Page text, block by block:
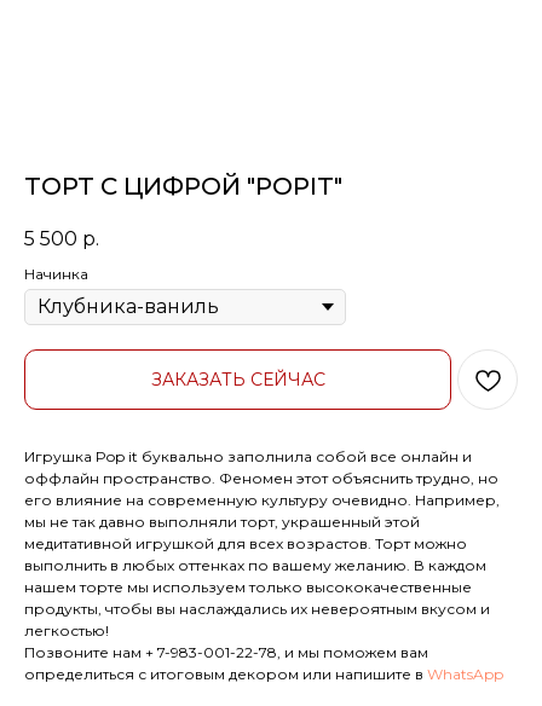
ТОРТ С ЦИФРОЙ "POPIT"
5 500 р.
Начинка
ЗАКАЗАТЬ СЕЙЧАС
Игрушка Pop it буквально заполнила собой все онлайн и
оффлайн пространство. Феномен этот объяснить трудно, но
его влияние на современную культуру очевидно. Например,
мы не так давно выполняли торт, украшенный этой
медитативной игрушкой для всех возрастов. Торт можно
выполнить в любых оттенках по вашему желанию. В каждом
нашем торте мы используем только высококачественные
продукты, чтобы вы наслаждались их невероятным вкусом и
легкостью!
Позвоните нам + 7-983-001-22-78, и мы поможем вам
определиться с итоговым декором или напишите в WhatsApp